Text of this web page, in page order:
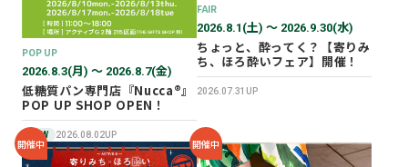
POP UP
2026.8.3(月) 〜 2026.8.7(金)
低糖質パン専門店『Nucca®』
POP UP SHOP OPEN！
NEW 2026.08.02UP
FAIR
2026.8.1(土) 〜 2026.9.30(水)
ちょっと、酔ってく？【寄りみ
ち、ほろ酔いフェア】開催！
2026.07.31UP
開催中 開催中